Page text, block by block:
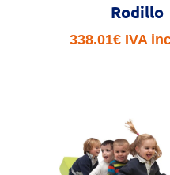
Rodillo
338.01€ IVA